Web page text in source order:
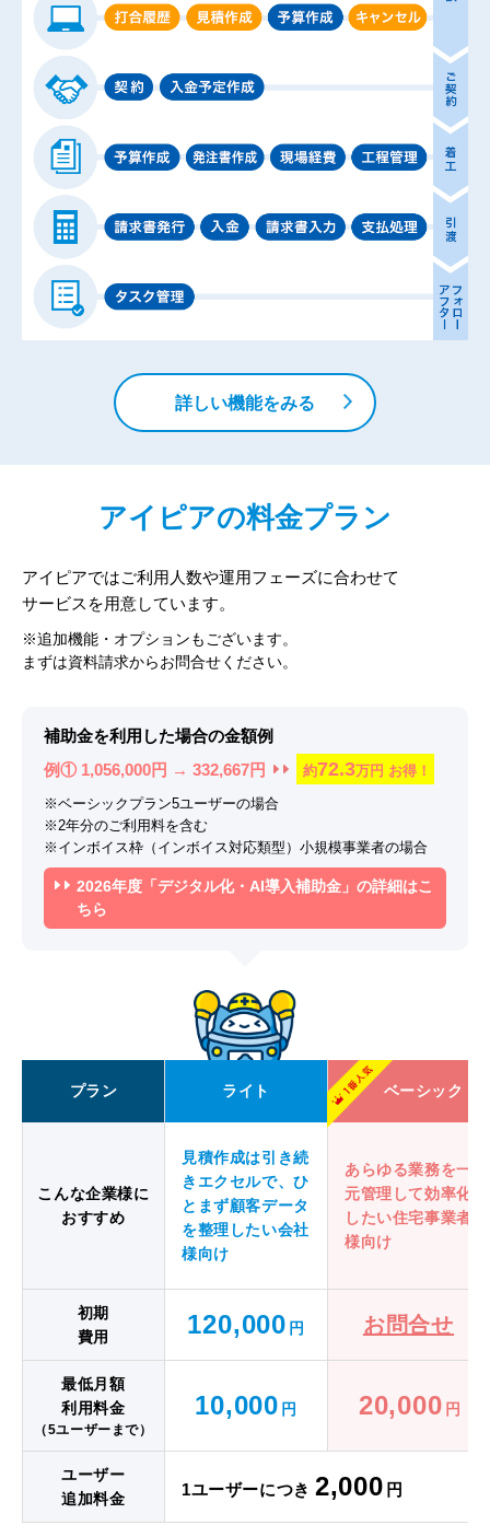
詳しい機能をみる
アイピアの料金プラン
アイピアではご利用人数や運用フェーズに合わせて
サービスを用意しています。
※追加機能・オプションもございます。
まずは資料請求からお問合せください。
補助金を利用した場合の金額例
例① 1,056,000円 → 332,667円
約72.3万円 お得！
※ベーシックプラン5ユーザーの場合
※2年分のご利用料を含む
※インボイス枠（インボイス対応類型）小規模事業者の場合
2026年度「デジタル化・AI導入補助金」の詳細はこ
ちら
プラン ライト ベーシック
こんな企業様に
おすすめ
見積作成は引き続
きエクセルで、ひ
とまず顧客データ
を整理したい会社
様向け
あらゆる業務を一
元管理して効率化
したい住宅事業者
様向け
初期
費用
120,000 円 お問合せ
最低月額
利用料金
（5ユーザーまで）
10,000 円 20,000 円
ユーザー
追加料金
1ユーザーにつき 2,000 円